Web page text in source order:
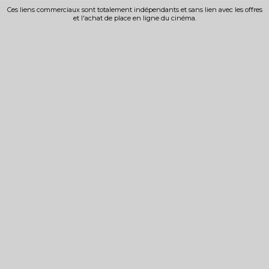
Ces liens commerciaux sont totalement indépendants et sans lien avec les offres
et l'achat de place en ligne du cinéma.